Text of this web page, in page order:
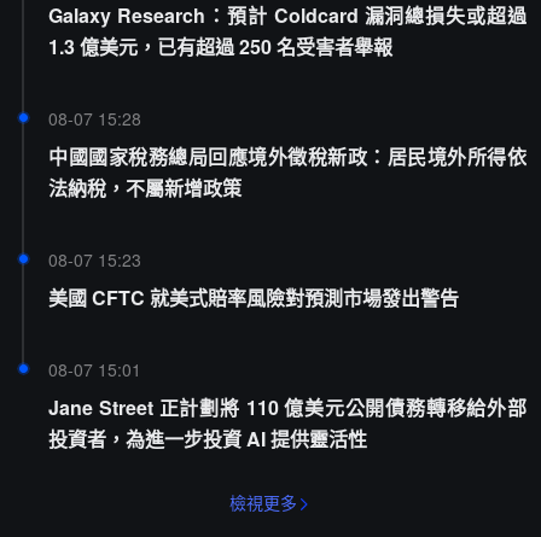
Galaxy Research：預計 Coldcard 漏洞總損失或超過
1.3 億美元，已有超過 250 名受害者舉報
08-07 15:28
中國國家稅務總局回應境外徵稅新政：居民境外所得依
法納稅，不屬新增政策
08-07 15:23
美國 CFTC 就美式賠率風險對預測市場發出警告
08-07 15:01
Jane Street 正計劃將 110 億美元公開債務轉移給外部
投資者，為進一步投資 AI 提供靈活性
檢視更多